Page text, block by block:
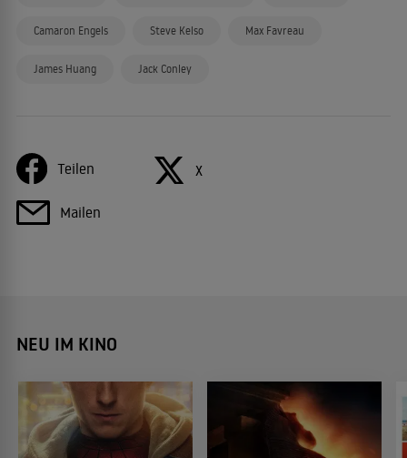
Camaron Engels Steve Kelso Max Favreau
James Huang Jack Conley
Teilen X
Mailen
NEU IM KINO